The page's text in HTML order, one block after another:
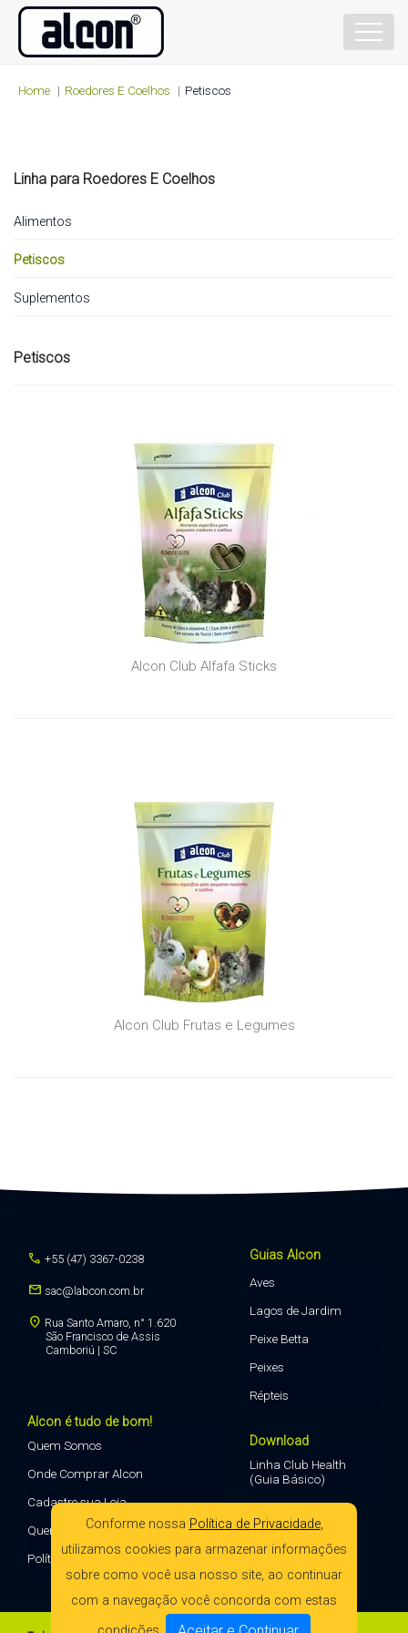
Home Roedores E Coelhos Petiscos
Linha para Roedores E Coelhos
Alimentos
Petiscos
Suplementos
Petiscos
Alcon Club Alfafa Sticks
Alcon Club Frutas e Legumes
Conforme nossa Política de Privacidade,
utilizamos cookies para armazenar informações
sobre como você usa nosso site, ao continuar
com a navegação você concorda com estas
call +55 (47) 3367-0238
mail sac@labcon.com.br
location_on Rua Santo Amaro, n° 1.620
São Francisco de Assis
Camboriú | SC
Alcon é tudo de bom!
Quem Somos
Onde Comprar Alcon
Cadastre sua Loja
Quero Vender Alcon
Política de Privacidade
Guias Alcon
Aves
Lagos de Jardim
Peixe Betta
Peixes
Répteis
Download
Linha Club Health
(Guia Básico)